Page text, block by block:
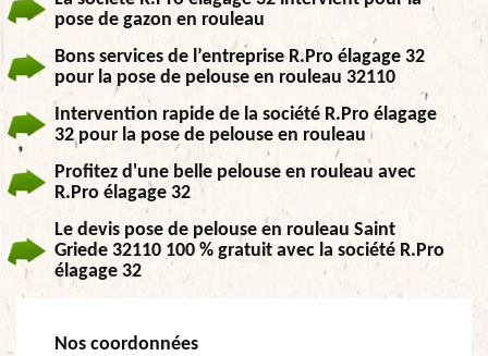
pose de gazon en rouleau
Bons services de l’entreprise R.Pro élagage 32
pour la pose de pelouse en rouleau 32110
Intervention rapide de la société R.Pro élagage
32 pour la pose de pelouse en rouleau
Profitez d'une belle pelouse en rouleau avec
R.Pro élagage 32
Le devis pose de pelouse en rouleau Saint
Griede 32110 100 % gratuit avec la société R.Pro
élagage 32
Nos coordonnées